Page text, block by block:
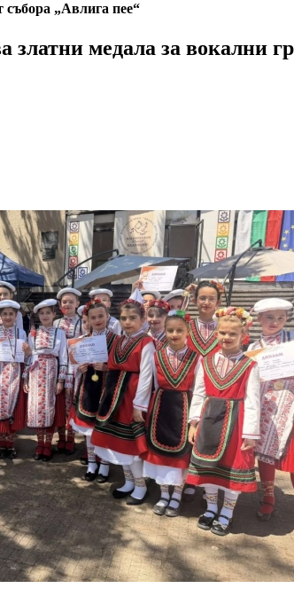
„Авлига пее“
златни медала за вокални